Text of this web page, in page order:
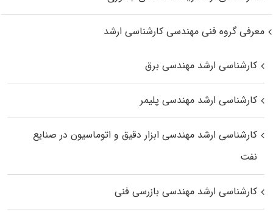
معرفی گروه فنی مهندسی کارشناسی ارشد
کارشناسی ارشد مهندسی برق
کارشناسی ارشد مهندسی پلیمر
کارشناسی ارشد مهندسی ابزار دقیق و اتوماسیون در صنایع
نفت
کارشناسی ارشد مهندسی بازرسی فنی